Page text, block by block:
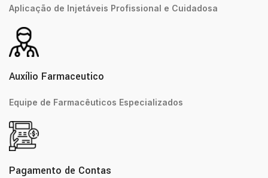
Aplicação de Injetáveis Profissional e Cuidadosa
Auxílio Farmaceutico
Equipe de Farmacêuticos Especializados
Pagamento de Contas